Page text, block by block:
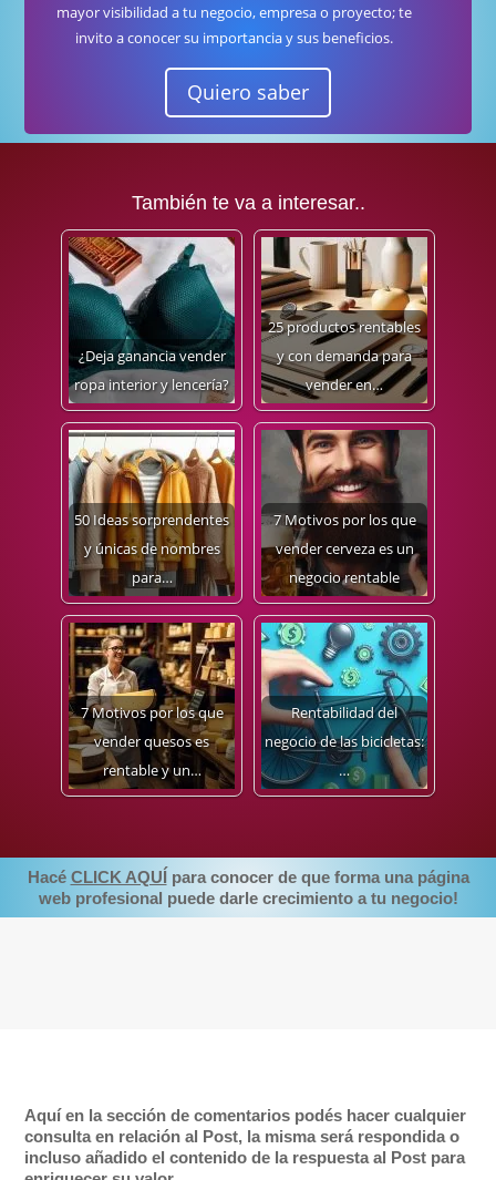
mayor visibilidad a tu negocio, empresa o proyecto; te
invito a conocer su importancia y sus beneficios.
Quiero saber
También te va a interesar..
¿Deja ganancia vender
ropa interior y lencería?
25 productos rentables
y con demanda para
vender en…
50 Ideas sorprendentes
y únicas de nombres
para…
7 Motivos por los que
vender cerveza es un
negocio rentable
7 Motivos por los que
vender quesos es
rentable y un…
Rentabilidad del
negocio de las bicicletas:
…
Hacé CLICK AQUÍpara conocer de que forma una página
web profesional puede darle crecimiento a tu negocio!
Aquí en la sección de comentarios podés hacer cualquier
consulta en relación al Post, la misma será respondida o
incluso añadido el contenido de la respuesta al Post para